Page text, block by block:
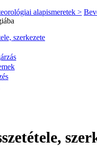
alapismeretek >
szerkezete